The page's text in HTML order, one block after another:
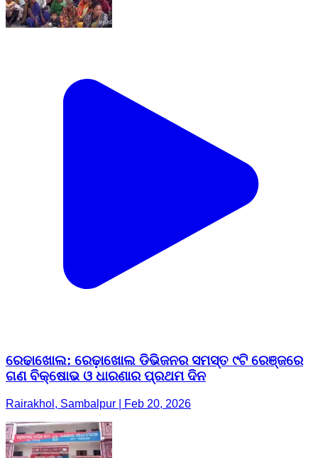
ରେଢାଖୋଲ: ରେଢ଼ାଖୋଲ ଡିଭିଜନର ସମସ୍ତ ୯ଟି ରେଞ୍ଜରେ
ଗଣ ବିକ୍ଷୋଭ ଓ ଧାରଣାର ପ୍ରଥମ ଦିନ
Rairakhol, Sambalpur | Feb 20, 2026